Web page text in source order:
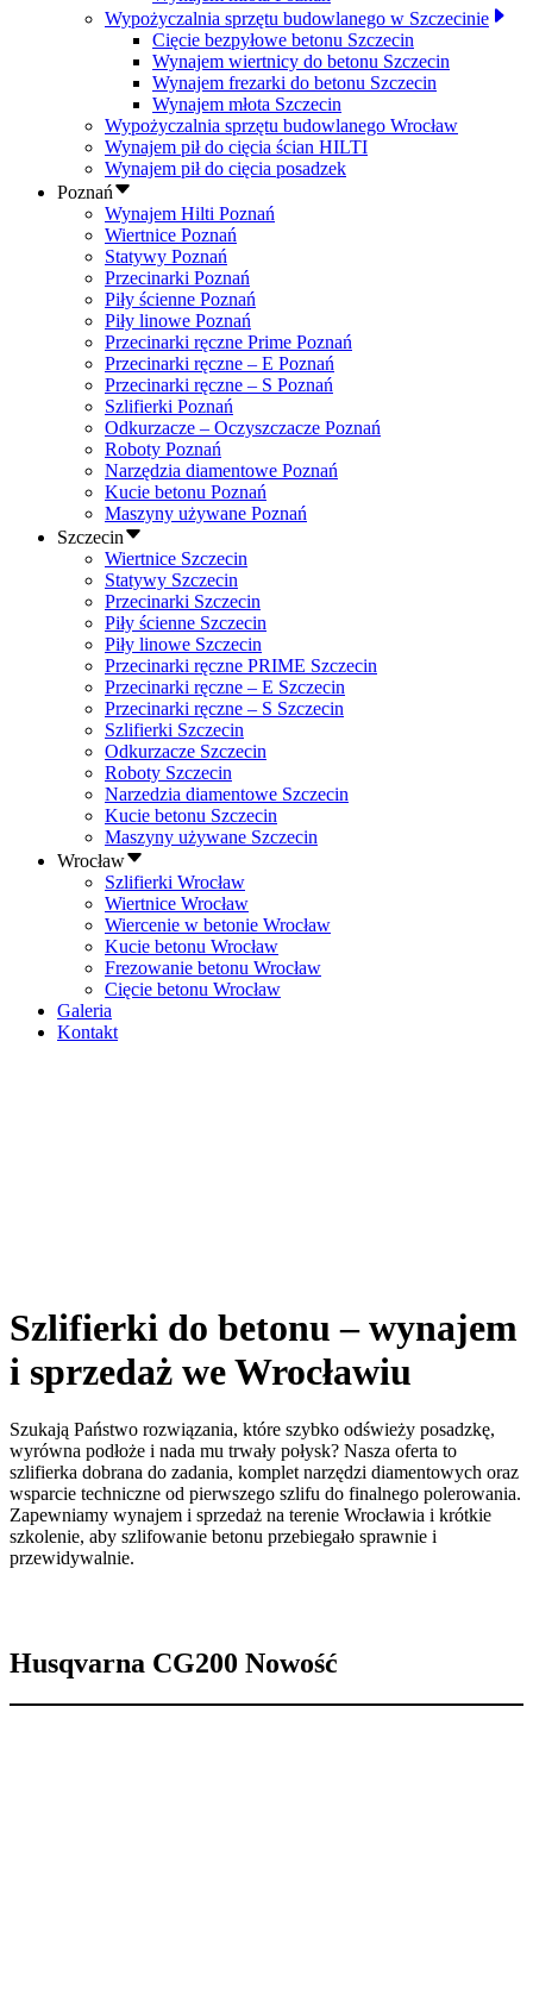
Wypożyczalnia sprzętu budowlanego w Szczecinie
Cięcie bezpyłowe betonu Szczecin
Wynajem wiertnicy do betonu Szczecin
Wynajem frezarki do betonu Szczecin
Wynajem młota Szczecin
Wypożyczalnia sprzętu budowlanego Wrocław
Wynajem pił do cięcia ścian HILTI
Wynajem pił do cięcia posadzek
Poznań
Wynajem Hilti Poznań
Wiertnice Poznań
Statywy Poznań
Przecinarki Poznań
Piły ścienne Poznań
Piły linowe Poznań
Przecinarki ręczne Prime Poznań
Przecinarki ręczne – E Poznań
Przecinarki ręczne – S Poznań
Szlifierki Poznań
Odkurzacze – Oczyszczacze Poznań
Roboty Poznań
Narzędzia diamentowe Poznań
Kucie betonu Poznań
Maszyny używane Poznań
Szczecin
Wiertnice Szczecin
Statywy Szczecin
Przecinarki Szczecin
Piły ścienne Szczecin
Piły linowe Szczecin
Przecinarki ręczne PRIME Szczecin
Przecinarki ręczne – E Szczecin
Przecinarki ręczne – S Szczecin
Szlifierki Szczecin
Odkurzacze Szczecin
Roboty Szczecin
Narzedzia diamentowe Szczecin
Kucie betonu Szczecin
Maszyny używane Szczecin
Wrocław
Szlifierki Wrocław
Wiertnice Wrocław
Wiercenie w betonie Wrocław
Kucie betonu Wrocław
Frezowanie betonu Wrocław
Cięcie betonu Wrocław
Galeria
Kontakt
Szlifierki do betonu – wynajem
i sprzedaż we Wrocławiu
Szukają Państwo rozwiązania, które szybko odświeży posadzkę,
wyrówna podłoże i nada mu trwały połysk? Nasza oferta to
szlifierka dobrana do zadania, komplet narzędzi diamentowych oraz
wsparcie techniczne od pierwszego szlifu do finalnego polerowania.
Zapewniamy wynajem i sprzedaż na terenie Wrocławia i krótkie
szkolenie, aby szlifowanie betonu przebiegało sprawnie i
przewidywalnie.
Husqvarna CG200 Nowość